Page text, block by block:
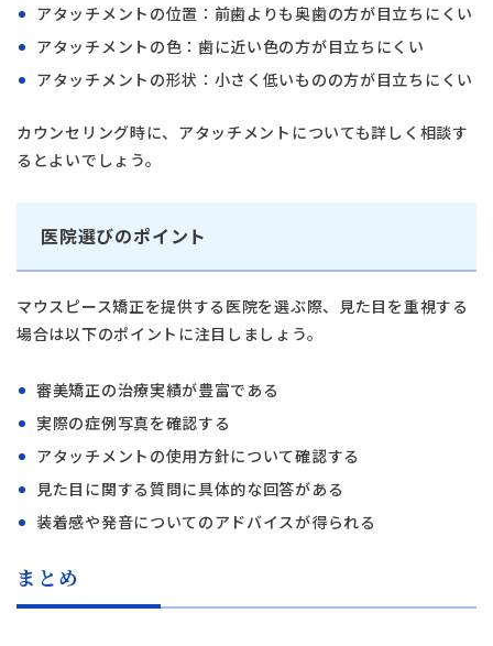
アタッチメントの位置：前歯よりも奥歯の方が目立ちにくい
アタッチメントの色：歯に近い色の方が目立ちにくい
アタッチメントの形状：小さく低いものの方が目立ちにくい
カウンセリング時に、アタッチメントについても詳しく相談す
るとよいでしょう。
医院選びのポイント
マウスピース矯正を提供する医院を選ぶ際、見た目を重視する
場合は以下のポイントに注目しましょう。
審美矯正の治療実績が豊富である
実際の症例写真を確認する
アタッチメントの使用方針について確認する
見た目に関する質問に具体的な回答がある
装着感や発音についてのアドバイスが得られる
まとめ